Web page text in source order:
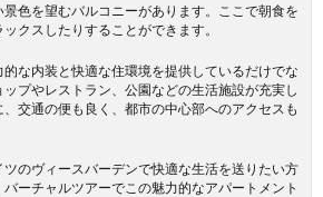
色を望むバルコニーがあります。ここで朝食を
クスしたりすることができます。
的な内装と快適な住環境を提供しているだけでな
ップやレストラン、公園などの生活施設が充実し
交通の便も良く、都市の中心部へのアクセスも
ツのヴィースバーデンで快適な生活を送りたい方
ーチャルツアーでこの魅力的なアパートメント